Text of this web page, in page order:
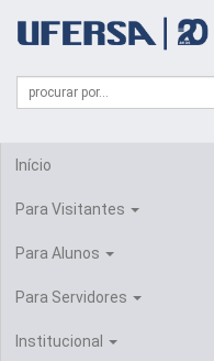
portal
UFERSA
Formulário
Busca
Campo
de
Início
Para Visitantes
Para Alunos
Para Servidores
Institucional